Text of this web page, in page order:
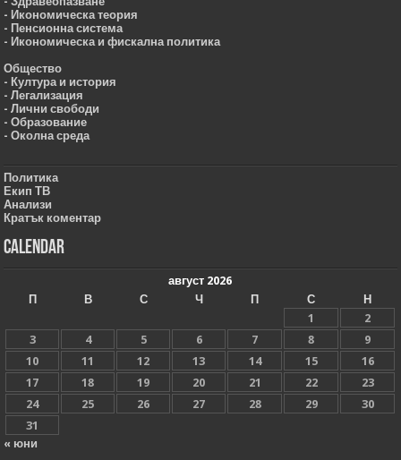
- Икономическа теория
- Пенсионна система
- Икономическа и фискална политика
Общество
- Култура и история
- Легализация
- Лични свободи
- Образование
- Околна среда
Политика
Екип ТВ
Анализи
Кратък коментар
Calendar
август 2026
П
В С Ч П С
Н
1
2
3
4 5 6 7 8
9
10
11 12 13 14 15
16
17
18 19 20 21 22
23
24
25 26 27 28 29
30
31
« юни